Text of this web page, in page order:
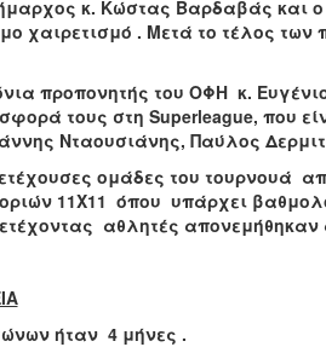
κ. Κώστας Βαρδαβάς και
χαιρετισμό . Μετά το τέλος των
προπονητής του ΟΦΗ κ.
τους στη Superleague, που
Νταουσιάνης, Παύλος
ομάδες του τουρνουά
11Χ11 όπου υπάρχει
αθλητές
ήταν 4 μήνες .